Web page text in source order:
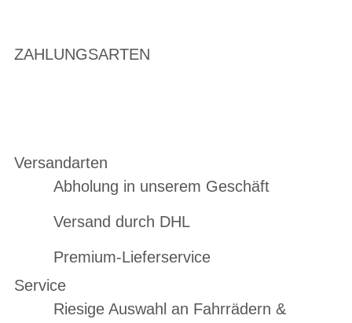
ZAHLUNGSARTEN
Versandarten
Abholung in unserem Geschäft
Versand durch DHL
Premium-Lieferservice
Service
Riesige Auswahl an Fahrrädern &